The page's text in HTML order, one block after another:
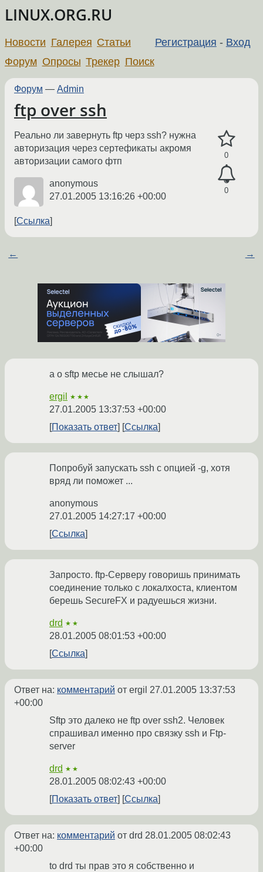
LINUX.ORG.RU
Регистрация - Вход
Новости Галерея Статьи
Форум Опросы Трекер Поиск
Форум — Admin
ftp over ssh
0
0
Реально ли завернуть ftp черз ssh? нужна
авторизация через сертефикаты акромя
авторизации самого фтп
anonymous
27.01.2005 13:16:26 +00:00
Ссылка
← →
а о sftp месье не слышал?
ergil ★★★
27.01.2005 13:37:53 +00:00
Показать ответ
Ссылка
Попробуй запускать ssh с опцией -g, хотя
вряд ли поможет ...
anonymous
27.01.2005 14:27:17 +00:00
Ссылка
Запросто. ftp-Серверу говоришь принимать
соединение только с локалхоста, клиентом
берешь SecureFX и радуешься жизни.
drd ★★
28.01.2005 08:01:53 +00:00
Ссылка
Ответ на: комментарий от ergil 27.01.2005 13:37:53
+00:00
Sftp это далеко не ftp over ssh2. Человек
спрашивал именно про связку ssh и Ftp-
server
drd ★★
28.01.2005 08:02:43 +00:00
Показать ответ
Ссылка
Ответ на: комментарий от drd 28.01.2005 08:02:43
+00:00
to drd ты прав это я собственно и